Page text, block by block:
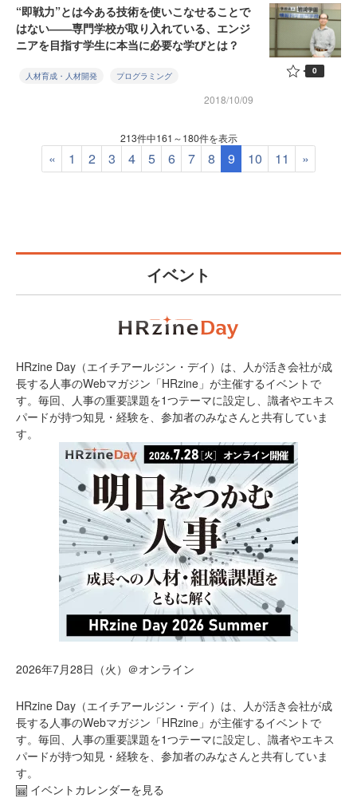
“即戦力”とは今ある技術を使いこなせることで
はない――専門学校が取り入れている、エンジ
ニアを目指す学生に本当に必要な学びとは？
人材育成・人材開発 プログラミング
2018/10/09
0
213件中161～180件を表示
« 1 2 3 4 5 6 7 8 9 10 11 »
イベント
HRzine Day（エイチアールジン・デイ）は、人が活き会社が成
長する人事のWebマガジン「HRzine」が主催するイベントで
す。毎回、人事の重要課題を1つテーマに設定し、識者やエキス
パードが持つ知見・経験を、参加者のみなさんと共有していま
す。
2026年7月28日（火）＠オンライン
HRzine Day（エイチアールジン・デイ）は、人が活き会社が成
長する人事のWebマガジン「HRzine」が主催するイベントで
す。毎回、人事の重要課題を1つテーマに設定し、識者やエキス
パードが持つ知見・経験を、参加者のみなさんと共有していま
す。
イベントカレンダーを見る